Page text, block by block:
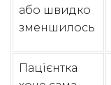
або швидко
зменшилось
Пацієнтка